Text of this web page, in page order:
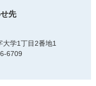
先
学1丁目2番地1
6709